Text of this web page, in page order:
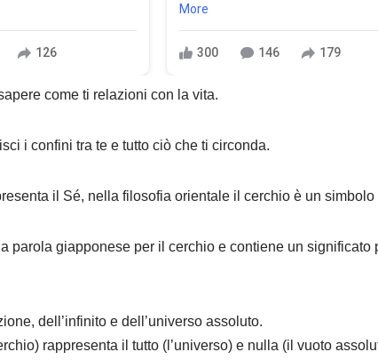
126
More
300 146 179
come ti relazioni con la vita.
i confini tra te e tutto ciò che ti circonda.
il Sé, nella filosofia orientale il cerchio è un simbolo
parola giapponese per il cerchio e contiene un significato
dell’infinito e dell’universo assoluto.
rappresenta il tutto (l’universo) e nulla (il vuoto